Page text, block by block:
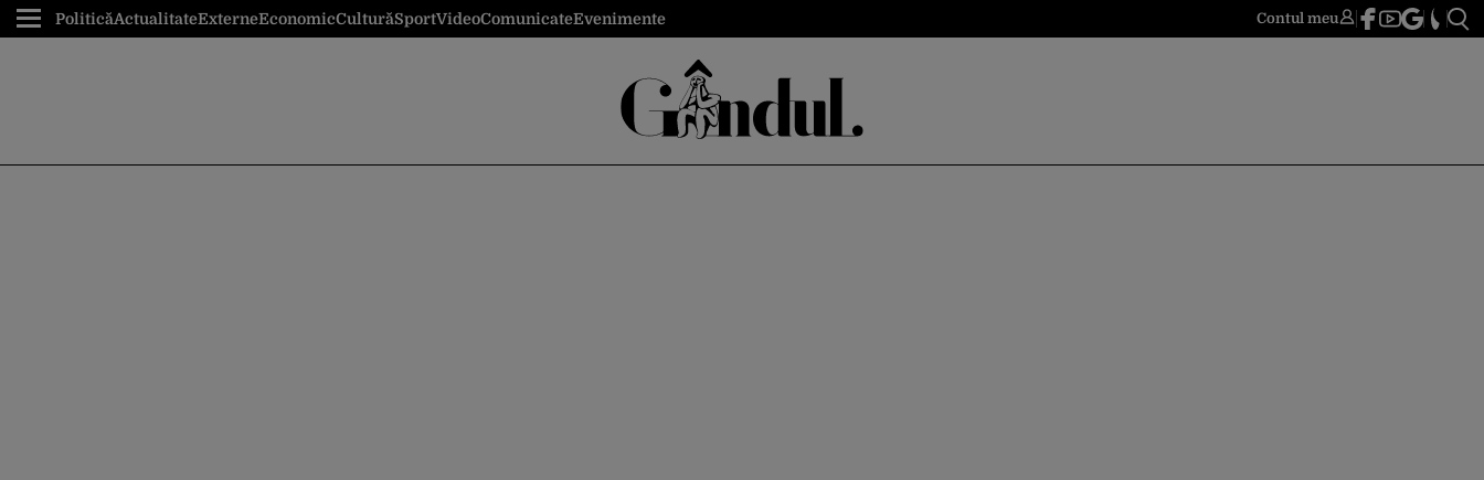
PoliticăActualitateExterneEconomicCulturăSportVideoComunicateEvenimente Contul meu